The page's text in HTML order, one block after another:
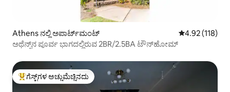
Athens ನಲ್ಲಿ ಅಪಾರ್ಟ್‌ಮಂಟ್ 5 ರಲ್ಲಿ 4.92
4.92 (118)
ಅಥೆನ್ಸ್‌ನ ಪೂರ್ವ ಭಾಗದಲ್ಲಿರುವ 2BR/2.5BA ಟೌನ್‌ಹೋಮ್
ಗೆಸ್ಟ್‌ಗಳಿಗೆ ಅತಿ ಹೆಚ್ಚು ಅಚ್ಚುಮೆಚ್ಚಿನದು
ಗೆಸ್ಟ್‌ಗಳ ಅಚ್ಚುಮೆಚ್ಚಿನದು